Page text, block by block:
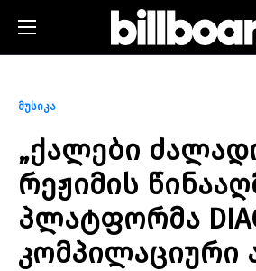
მუსიკა
„ქალები
რეჟიმის
პლატფორმა
კომპილაციური